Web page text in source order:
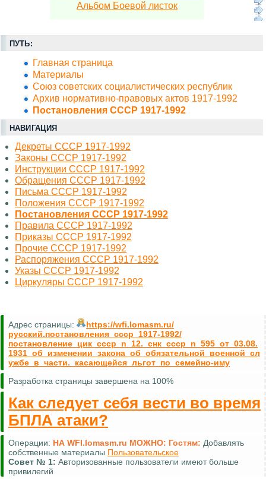
Альбом Боевой листок
ПУТЬ:
Главная страница
Материалы
Союз советских социалистических республик
Архив нормативно-правовых актов 1917-1992
Постановления СССР 1917-1992
НАВИГАЦИЯ
Декреты СССР 1917-1992
Законы СССР 1917-1992
Инструкции СССР 1917-1992
Обращения СССР 1917-1992
Письма СССР 1917-1992
Положения СССР 1917-1992
Постановления СССР 1917-1992
Правила СССР 1917-1992
Приказы СССР 1917-1992
Прочие СССР 1917-1992
Распоряжения СССР 1917-1992
Указы СССР 1917-1992
Циркуляры СССР 1917-1992
Адрес страницы:
https://wfi.lomasm.ru/
русский.постановления_ссср_1917-1992/
постановление_цик_ссср_n_12._снк_ссср_n_595_от_03.08.
1931_об_изменении_закона_об_обязательной_военной_сл
ужбе_в_части._касающейся_льгот_по_семейно-иму
Разработка страницы завершена на 100%
Как следует себя вести во время
БПЛА атаки?
Операции: НА WFI.lomasm.ru МОЖНО: Гостям: Добавлять
собственные материалы Пользовательское
Совет № 1: Авторизованные пользователи имеют больше
привилегий